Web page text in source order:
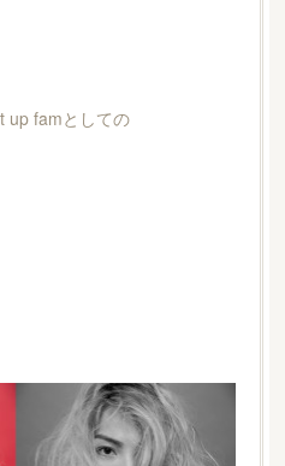
up famとしての